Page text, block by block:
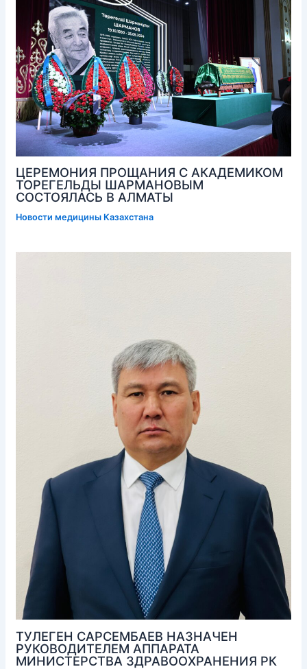
ЦЕРЕМОНИЯ ПРОЩАНИЯ С АКАДЕМИКОМ
ТОРЕГЕЛЬДЫ ШАРМАНОВЫМ
СОСТОЯЛАСЬ В АЛМАТЫ
Новости медицины Казахстана
ТУЛЕГЕН САРСЕМБАЕВ НАЗНАЧЕН
РУКОВОДИТЕЛЕМ АППАРАТА
МИНИСТЕРСТВА ЗДРАВООХРАНЕНИЯ РК